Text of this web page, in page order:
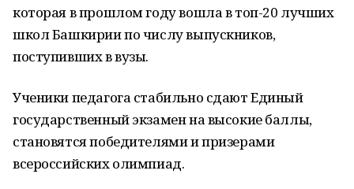
которая в прошлом году вошла в топ-20 лучших
школ Башкирии по числу выпускников,
поступивших в вузы.
Ученики педагога стабильно сдают Единый
государственный экзамен на высокие баллы,
становятся победителями и призерами
всероссийских олимпиад.